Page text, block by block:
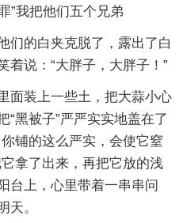
”我把他们五个兄弟
们的白夹克脱了，露出了白
着说：“大胖子，大胖子！”
面装上一些土，把大蒜小心
“黑被子”严严实实地盖在了
铺的这么严实，会使它窒
拿了出来，再把它放的浅
台上，心里带着一串串问
天。